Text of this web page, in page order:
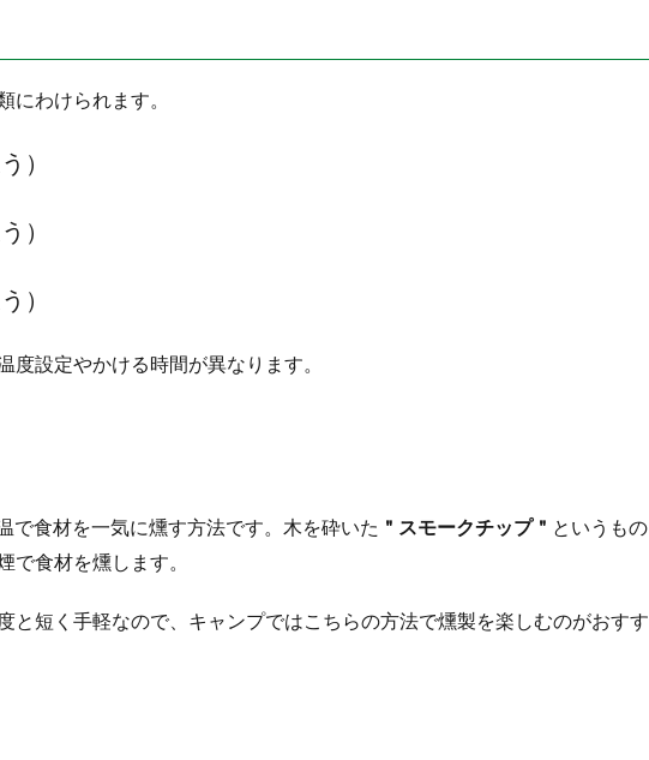
にわけられます。
）
）
）
度設定やかける時間が異なります。
で食材を一気に燻す方法です。木を砕いた ＂スモークチップ＂ というもの
で食材を燻します。
と短く手軽なので、キャンプではこちらの方法で燻製を楽しむのがおすす